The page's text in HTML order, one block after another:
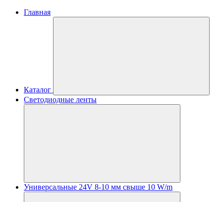
Главная
Каталог
Светодиодные ленты
Универсальные 24V 8-10 мм свыше 10 W/m